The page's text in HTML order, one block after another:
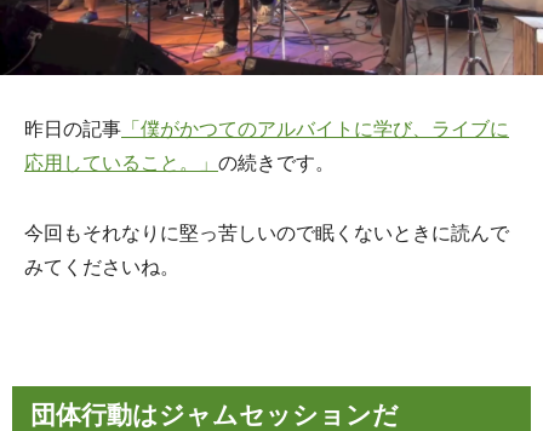
昨日の記事 「僕がかつてのアルバイトに学び、ライブに
応用していること。」 の続きです。
今回もそれなりに堅っ苦しいので眠くないときに読んで
みてくださいね。
団体行動はジャムセッションだ